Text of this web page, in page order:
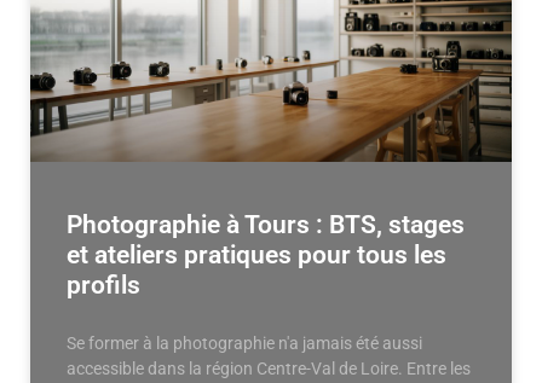
Photographie à Tours : BTS, stages
et ateliers pratiques pour tous les
profils
Se former à la photographie n'a jamais été aussi
accessible dans la région Centre-Val de Loire. Entre les